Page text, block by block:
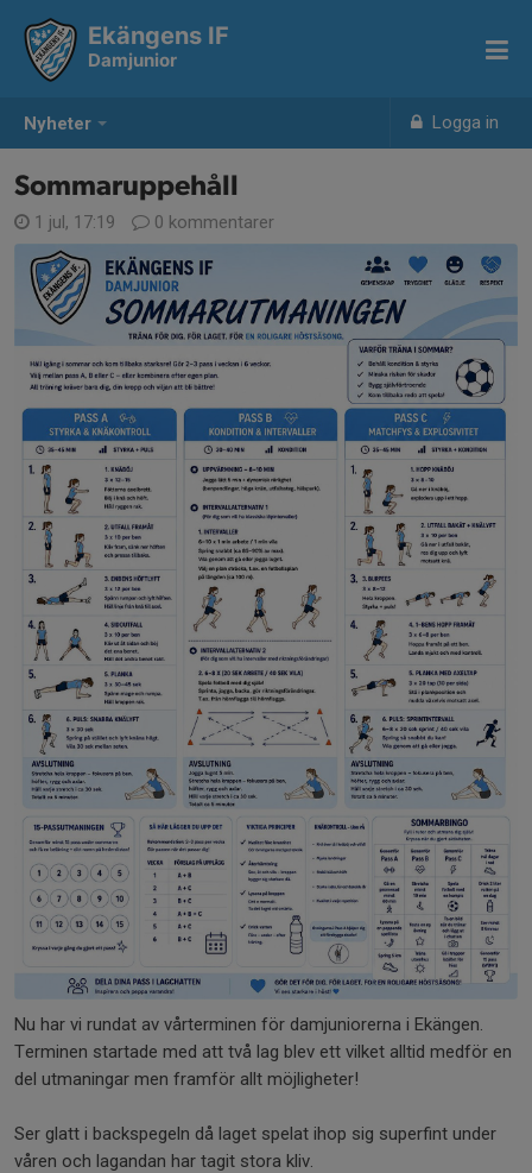
Nyheter Logga in
Ekängens IF
Damjunior
Sommaruppehåll
1 jul, 17:19 0 kommentarer
Nu har vi rundat av vårterminen för damjuniorerna i Ekängen.
Terminen startade med att två lag blev ett vilket alltid medför en
del utmaningar men framför allt möjligheter!
Ser glatt i backspegeln då laget spelat ihop sig superfint under
våren och lagandan har tagit stora kliv.